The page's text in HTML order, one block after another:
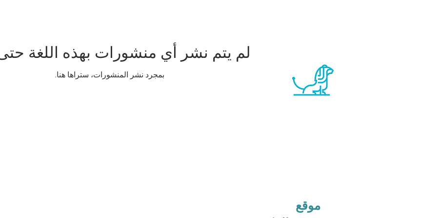
لم يتم نشر أي منشورات بهذه اللغة
بمجرد نشر المنشورات، ستراها هنا.